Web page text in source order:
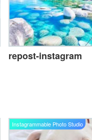
repost-instagram
Instagrammable Photo Studio